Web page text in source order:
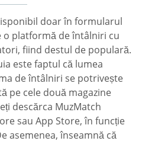
doar în formularul
o platformă de întâlniri cu
fiind destul de populară.
este faptul că lumea
de întâlniri se potrivește
pe cele două magazine
descărca MuzMatch
sau App Store, în funcție
asemenea, înseamnă că